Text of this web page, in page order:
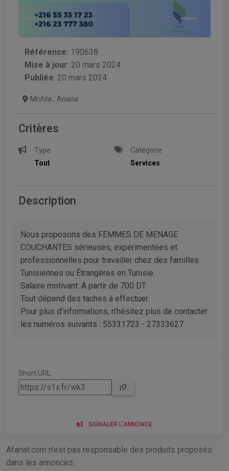
Référence: 190638
Mise à jour: 20 mars 2024
Publiée: 20 mars 2024
Mnihla , Ariana
Critères
Type
Tout
Catégorie
Services
Description
Nous proposons des FEMMES DE MENAGE
COUCHANTES sérieuses, expérimentées et
professionnelles pour travailler chez des familles
Tunisiennes ou Étrangères en Tunisie.
Salaire motivant: A partir de 700 DT.
Tout dépend des taches à effectuer.
Pour plus d’informations, n’hésitez plus de contacter
les numéros suivants : 55331723 - 27333627
Short URL:
SIGNALER L'ANNONCE
Afariat.com n'est pas responsable des produits proposés
dans les annonces.